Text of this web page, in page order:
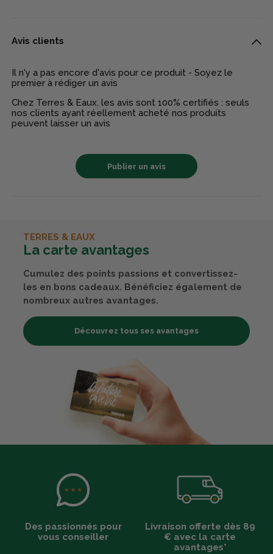
Avis clients
Il n'y a pas encore d'avis pour ce produit - Soyez le
premier à rédiger un avis
Chez Terres & Eaux, les avis sont 100% certifiés : seuls
nos clients ayant réellement acheté nos produits
peuvent laisser un avis
Publier un avis
TERRES & EAUX
La carte avantages
Cumulez des points passions et convertissez-
les en bons cadeaux. Bénéficiez également de
nombreux autres avantages.
Découvrez tous ses avantages
Des passionnés pour
vous conseiller
Livraison offerte dès 89
€ avec la carte
avantages*